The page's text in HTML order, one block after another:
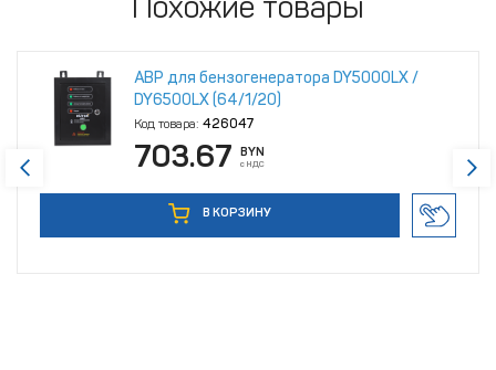
Похожие товары
АВР для бензогенератора DY5000LX /
DY6500LX (64/1/20)
Код товара: 426047
703.67 BYN
с НДС
В КОРЗИНУ